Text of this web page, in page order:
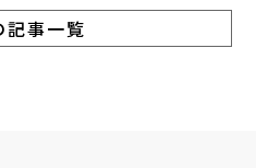
事一覧